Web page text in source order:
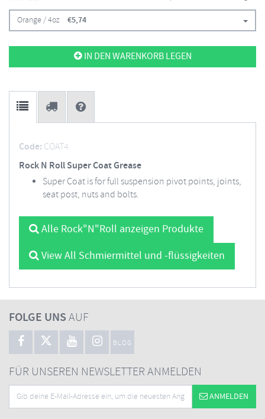
Orange / 4oz €5,74
IN DEN WARENKORB LEGEN
Code: COAT4
Rock N Roll Super Coat Grease
Super Coat is for full suspension pivot points, joints,
seat post, nuts and bolts.
Alle Rock"N"Roll anzeigen Produkte
View All Schmiermittel und -flüssigkeiten
FOLGE UNSAUF
BLOG
FÜR UNSEREN NEWSLETTER ANMELDEN
ANMELDEN